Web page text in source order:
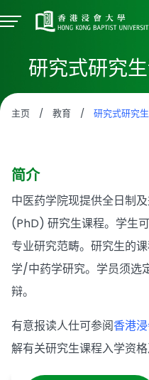
研究式研究
主页 / 教育 / 研究式研究
简介
中医药学院现提供全日制
(PhD) 研究生课程。学生
专业研究范畴。研究生的
学/中药学研究。学员须选
辩。
有意报读人仕可参阅香港
解有关研究生课程入学资